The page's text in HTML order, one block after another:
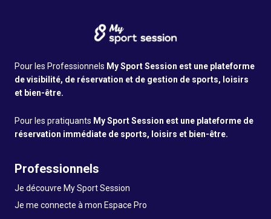
Pour les Professionnels My Sport Session est une plateforme
de visibilité, de réservation et de gestion de sports, loisirs
et bien-être.
Pour les pratiquants My Sport Session est une plateforme de
réservation immédiate de sports, loisirs et bien-être.
Professionnels
Je découvre My Sport Session
Je me connecte à mon Espace Pro